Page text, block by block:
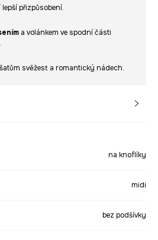
přizpůsobení.
a volánkem ve spodní části
svěžest a romantický nádech.
na knoflíky
midi
bez podšívky